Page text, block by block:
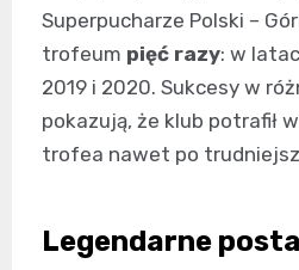
Superpucharze Polski –
trofeum pięć razy: w
2019 i 2020. Sukcesy w
pokazują, że klub potrafił
trofea nawet po
Legendarne